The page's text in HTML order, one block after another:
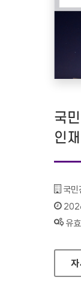
국
인
기관
국
인증
상태 :
유효